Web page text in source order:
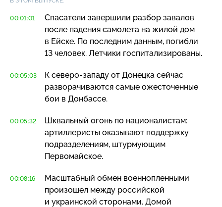
00:01:01
Спасатели завершили разбор завалов
после падения самолета на жилой дом
в Ейске. По последним данным, погибли
13 человек. Летчики госпитализированы.
00:05:03 К северо-западу от Донецка сейчас
разворачиваются самые ожесточенные
бои в Донбассе.
00:05:32
Шквальный огонь по националистам:
артиллеристы оказывают поддержку
подразделениям, штурмующим
Первомайское.
00:08:16
Масштабный обмен военнопленными
произошел между российской
и украинской сторонами. Домой